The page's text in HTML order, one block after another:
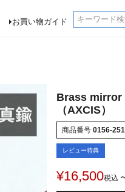
お買い物ガイド
Brass mirror
（AXCIS）
商品番号 0156-
レビュー特典
¥16,500税込